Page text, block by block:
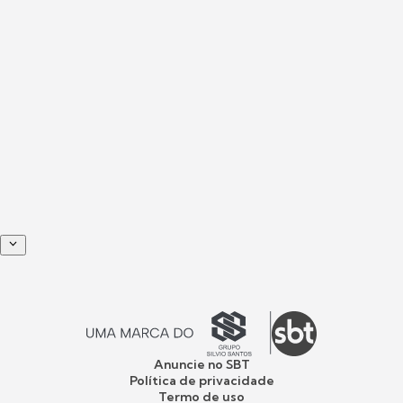
Anuncie no SBT
Política de privacidade
Termo de uso